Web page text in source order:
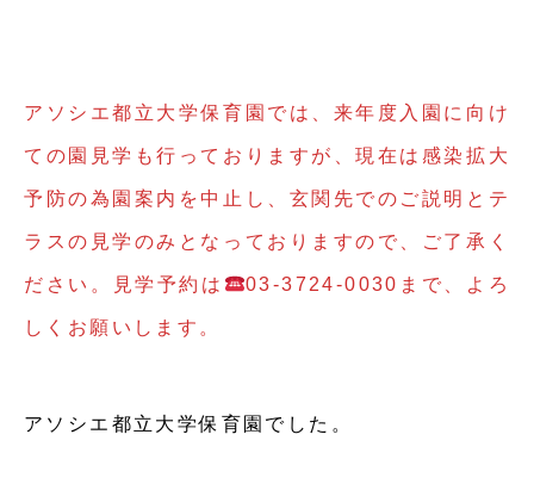
アソシエ都立大学保育園では、来年度入園に向け
ての園見学も行っておりますが、現在は感染拡大
予防の為園案内を中止し、玄関先でのご説明とテ
ラスの見学のみとなっておりますので、ご了承く
ださい。見学予約は 03-3724-0030まで、よろ
しくお願いします。
アソシエ都立大学保育園でした。